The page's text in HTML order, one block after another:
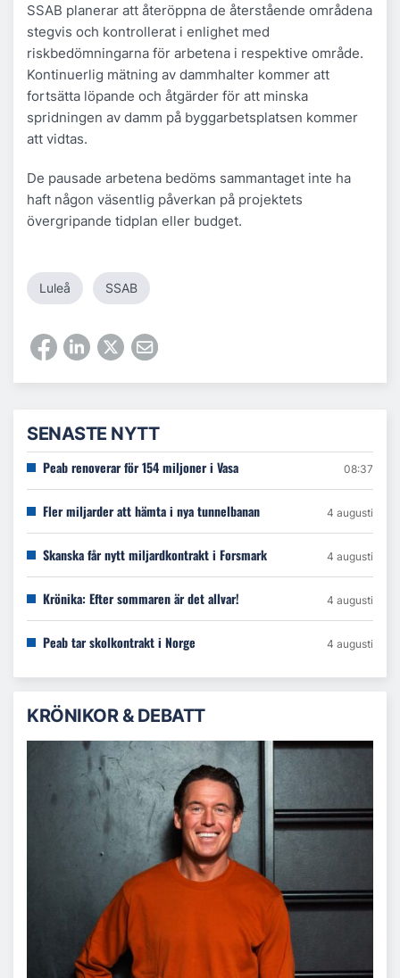
SSAB planerar att återöppna de återstående områdena
stegvis och kontrollerat i enlighet med
riskbedömningarna för arbetena i respektive område.
Kontinuerlig mätning av dammhalter kommer att
fortsätta löpande och åtgärder för att minska
spridningen av damm på byggarbetsplatsen kommer
att vidtas.
De pausade arbetena bedöms sammantaget inte ha
haft någon väsentlig påverkan på projektets
övergripande tidplan eller budget.
Luleå SSAB
SENASTE NYTT
Peab renoverar för 154 miljoner i Vasa 08:37
Fler miljarder att hämta i nya tunnelbanan 4 augusti
Skanska får nytt miljardkontrakt i Forsmark 4 augusti
Krönika: Efter sommaren är det allvar! 4 augusti
Peab tar skolkontrakt i Norge 4 augusti
KRÖNIKOR & DEBATT